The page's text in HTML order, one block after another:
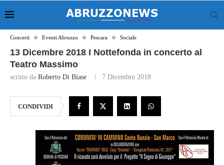
Concerti Eventi Abruzzo Pescara Sociale
13 Dicembre 2018 I Nottefonda in concerto al
Teatro Massimo
scritto da Roberto Di Biase 7 Dicembre 2018
CONDIVIDI